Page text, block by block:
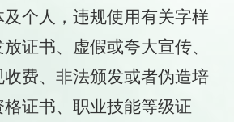
及个人，违规使用有关字样
证书、虚假或夸大宣传、
费、非法颁发或者伪造培
证书、职业技能等级证